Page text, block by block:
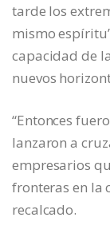
tarde los
mismo
capacidad de
nuevos
“Entonces
lanzaron a
empresarios
fronteras en la
recalcado.